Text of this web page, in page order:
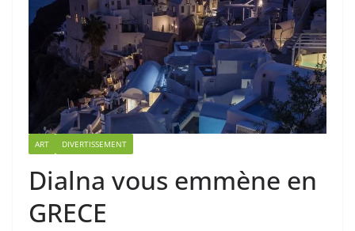
ART DIVERTISSEMENT
Dialna vous emmène en
GRECE